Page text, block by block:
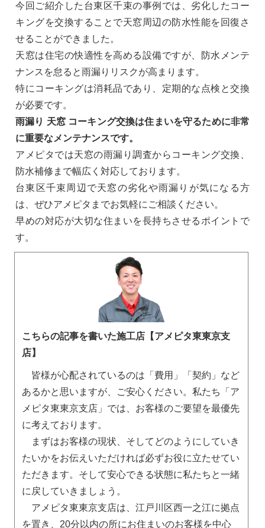
今回ご紹介した台東区千束の事例では、劣化したコー
キングを交換することで天窓周辺の防水性能を回復さ
せることができました。
天窓は住宅の快適性を高める設備ですが、防水メンテ
ナンスを怠ると雨漏りリスクが高まります。
特にコーキングは消耗品であり、定期的な点検と交換
が必要です。
雨漏り 天窓 コーキング交換は住まいを守るために非常
に重要なメンテナンスです。
アメピタでは天窓の雨漏り調査からコーキング交換、
防水補修まで幅広く対応しております。
台東区千束周辺で天窓の劣化や雨漏りが気になる方
は、ぜひアメピタまでお気軽にご相談ください。
早めの対応が大切な住まいを長持ちさせるポイントで
す。
こちらの記事を書いた施工店【アメピタ東東京支
店】
皆様が心配されているのは「費用」「契約」など
あるかと思いますが、ご安心ください。私たち「ア
メピタ東東京支店」では、お客様のご要望を最優先
に考えております。
まずはお客様の現状、そしてどのようにしていき
たいかをお伝えいただければ必ずお役に立たせてい
ただきます。そして安心できる状態に私たちと一緒
に戻していきましょう。
アメピタ東東京支店は、江戸川区西一之江に拠点
を置き、20分以内の所にお住まいのお客様を中心